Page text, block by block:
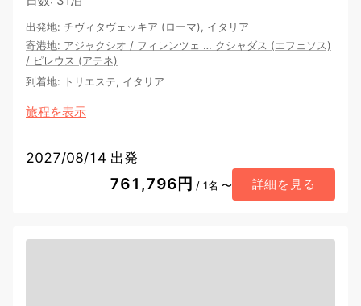
出発地: チヴィタヴェッキア (ローマ), イタリア
寄港地: アジャクシオ / フィレンツェ … クシャダス (エフェソス)
/ ピレウス (アテネ)
到着地: トリエステ, イタリア
旅程を表示
2027/08/14 出発
761,796円 / 1名 〜 詳細を見る